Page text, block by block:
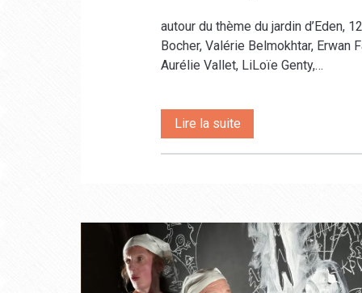
autour du thème du jardin d’Eden,
Bocher, Valérie Belmokhtar, Erwan
Aurélie Vallet, LiLoïe Genty,…
Lire la suiteUn
parfum
exposition
collective